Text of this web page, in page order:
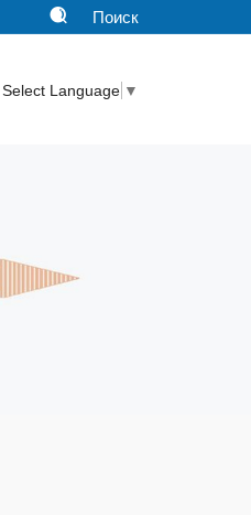
Поиск
Select Language ▼